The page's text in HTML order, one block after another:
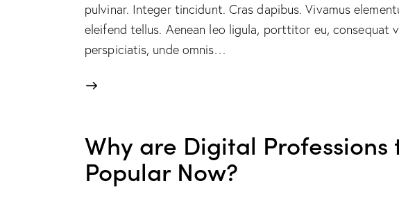
pulvinar. Integer tincidunt. Cras dapibus. Vivamus
eleifend tellus. Aenean leo ligula, porttitor eu, consequat
perspiciatis, unde omnis…
Why are Digital Professions
Popular Now?